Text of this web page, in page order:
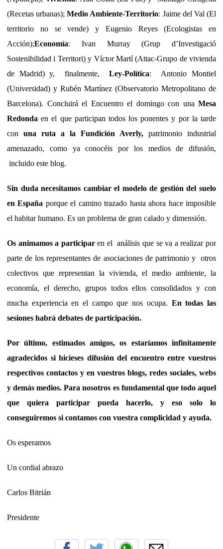
(Recetas urbanas);Medio Ambiente-Territorio: Jaime del Val (El
territorio no se vende) y Eugenio Reyes (Ecologistas en
Acción);Economía: Ivan Murray (Grup d’Investigació
Sostenibilidad i Territori) y Víctor Martí (Attac-Grupo de vivienda
de Madrid) y, finalmente, Ley-Política: Antonio Montiel
(Universidad) y Rubén Martínez (Observatorio Metropolitano de
Barcelona). Concluirá el Encuentro el domingo con una Mesa
Redonda en el que participan todos los ponentes y por la tarde
con una ruta a la Fundición Averly, patrimonio industrial
amenazado, como ya conocéis por los medios de difusión,
incluido este blog.
Sin duda necesitamos cambiar el modelo de gestión del suelo
en España porque el camino trazado hasta ahora hace imposible
el habitar humano. Es un problema de gran calado y dimensión.
Os animamos a participaren el análisis que se va a realizar por
parte de los representantes de asociaciones de patrimonio y otros
colectivos que representan la vivienda, el medio ambiente, la
economía, el derecho, grupos todos ellos consolidados y con
mucha experiencia en el campo que nos ocupa. En todas las
sesiones habrá debates de participación.
Por último, estimados amigos, os estaríamos infinitamente
agradecidos si hicieses difusión del encuentro entre vuestros
respectivos contactos y en vuestros blogs, redes sociales, webs
y demás medios. Para nosotros es fundamental que todo aquel
que quiera participar pueda hacerlo, y eso solo lo
conseguiremos si contamos con vuestra complicidad y ayuda.
Os esperamos
Un cordial abrazo
Carlos Bitrián
Presidente